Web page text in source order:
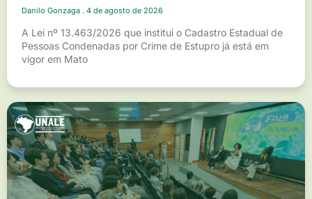
Danilo Gonzaga 4 de agosto de 2026
A Lei nº 13.463/2026 que institui o Cadastro Estadual de
Pessoas Condenadas por Crime de Estupro já está em
vigor em Mato